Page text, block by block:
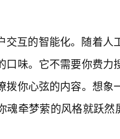
交互的智能化。随着人
口味。它不需要你费
拨你心弦的内容。想
魂牵梦萦的风格就跃